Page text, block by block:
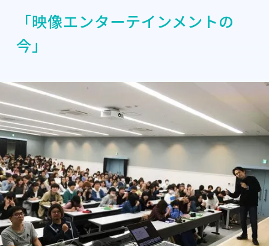
「映像エンターテインメントの
今」